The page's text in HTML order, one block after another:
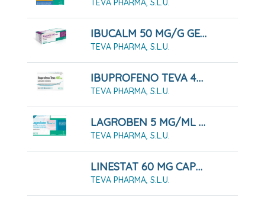
IBUCALM 50 MG/G GEL MENTOLADO, TUBO 60 G
TEVA PHARMA, S.L.U.
IBUPROFENO TEVA 400 MG CÁPSULAS BLANDAS, 20 CÁPSULAS
TEVA PHARMA, S.L.U.
LAGROBEN 5 MG/ML COLIRIO EN SOLUCION EN ENVASE UNIDOSIS , 30 Envases De 0,4 Ml
TEVA PHARMA, S.L.U.
LINESTAT 60 MG CAPSULAS DURAS, 120 CÁPSULAS
TEVA PHARMA, S.L.U.